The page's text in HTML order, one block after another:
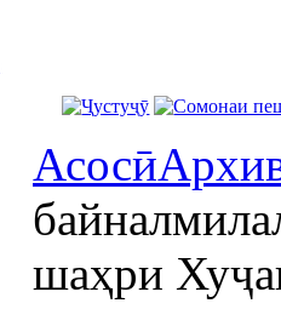
Асосӣ
шаҳри